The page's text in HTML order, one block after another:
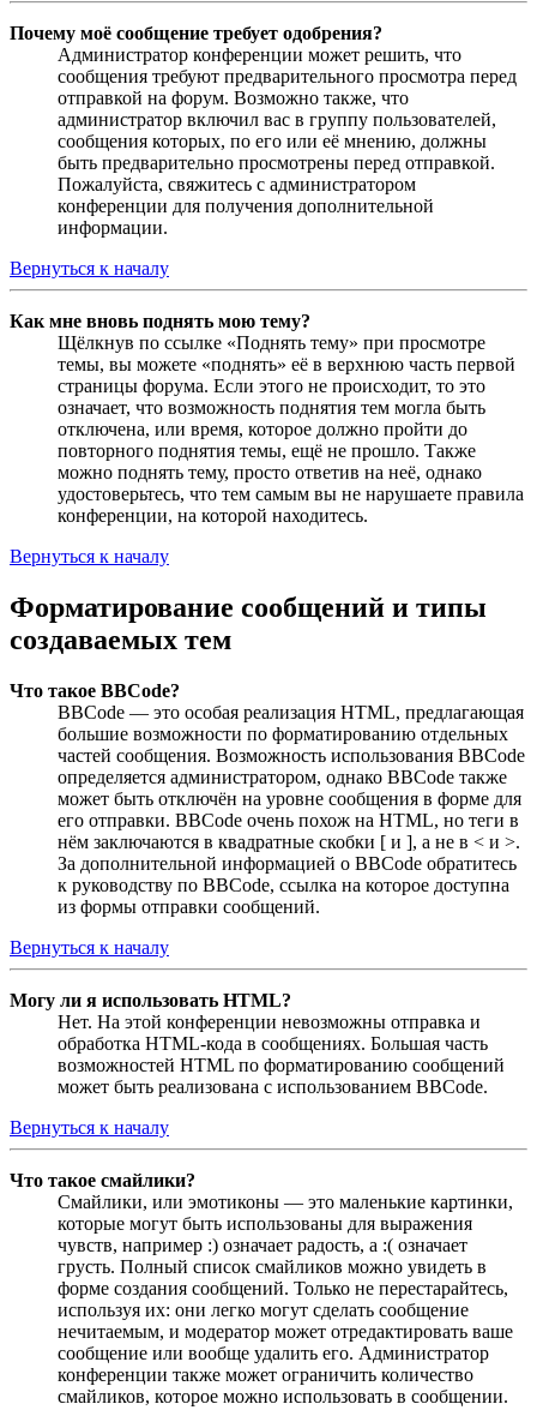
Почему моё сообщение требует одобрения?
Администратор конференции может решить, что
сообщения требуют предварительного просмотра перед
отправкой на форум. Возможно также, что
администратор включил вас в группу пользователей,
сообщения которых, по его или её мнению, должны
быть предварительно просмотрены перед отправкой.
Пожалуйста, свяжитесь с администратором
конференции для получения дополнительной
информации.
Вернуться к началу
Как мне вновь поднять мою тему?
Щёлкнув по ссылке «Поднять тему» при просмотре
темы, вы можете «поднять» её в верхнюю часть первой
страницы форума. Если этого не происходит, то это
означает, что возможность поднятия тем могла быть
отключена, или время, которое должно пройти до
повторного поднятия темы, ещё не прошло. Также
можно поднять тему, просто ответив на неё, однако
удостоверьтесь, что тем самым вы не нарушаете правила
конференции, на которой находитесь.
Вернуться к началу
Форматирование сообщений и типы
создаваемых тем
Что такое BBCode?
BBCode — это особая реализация HTML, предлагающая
большие возможности по форматированию отдельных
частей сообщения. Возможность использования BBCode
определяется администратором, однако BBCode также
может быть отключён на уровне сообщения в форме для
его отправки. BBCode очень похож на HTML, но теги в
нём заключаются в квадратные скобки [ и ], а не в < и >.
За дополнительной информацией о BBCode обратитесь
к руководству по BBCode, ссылка на которое доступна
из формы отправки сообщений.
Вернуться к началу
Могу ли я использовать HTML?
Нет. На этой конференции невозможны отправка и
обработка HTML-кода в сообщениях. Большая часть
возможностей HTML по форматированию сообщений
может быть реализована с использованием BBCode.
Вернуться к началу
Что такое смайлики?
Смайлики, или эмотиконы — это маленькие картинки,
которые могут быть использованы для выражения
чувств, например :) означает радость, а :( означает
грусть. Полный список смайликов можно увидеть в
форме создания сообщений. Только не перестарайтесь,
используя их: они легко могут сделать сообщение
нечитаемым, и модератор может отредактировать ваше
сообщение или вообще удалить его. Администратор
конференции также может ограничить количество
смайликов, которое можно использовать в сообщении.